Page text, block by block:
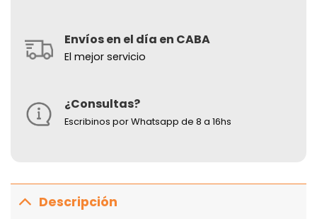
Envíos en el día en CABA
El mejor servicio
¿Consultas?
Escribinos por Whatsapp de 8 a 16hs
Descripción